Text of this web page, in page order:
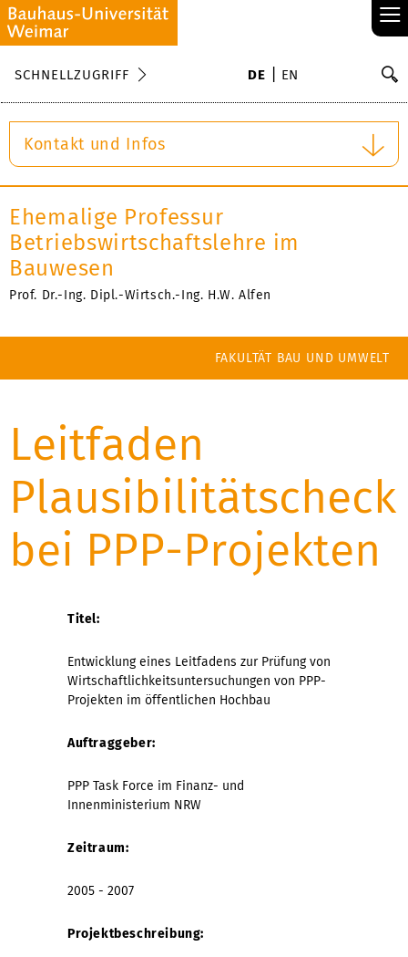
≡
SCHNELLZUGRIFF DE EN
Kontakt und Infos
Ehemalige Professur
Betriebswirtschaftslehre im
Bauwesen
Prof. Dr.-Ing. Dipl.-Wirtsch.-Ing. H.W. Alfen
FAKULTÄT BAU UND UMWELT
Leitfaden
Plausibilitätscheck
bei PPP-Projekten
Titel:
Entwicklung eines Leitfadens zur Prüfung von
Wirtschaftlichkeitsuntersuchungen von PPP-
Projekten im öffentlichen Hochbau
Auftraggeber:
PPP Task Force im Finanz- und
Innenministerium NRW
Zeitraum:
2005 - 2007
Projektbeschreibung: